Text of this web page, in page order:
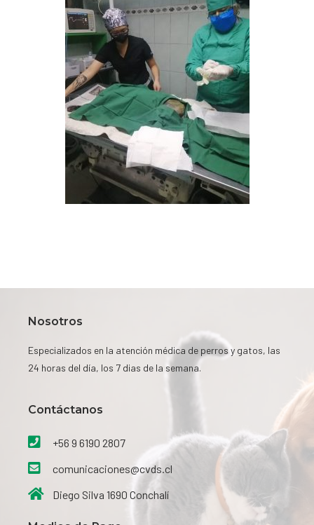
Nosotros
Especializados en la atención médica de perros y gatos, las
24 horas del día, los 7 dias de la semana.
Contáctanos​
+56 9 6190 2807
comunicaciones@cvds.cl
Diego Silva 1690 Conchalí